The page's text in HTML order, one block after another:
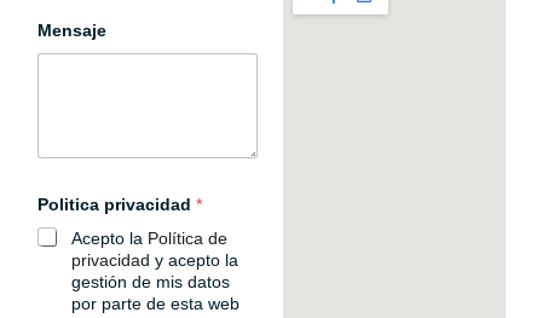
b
Mensaje
Politica privacidad *
Acepto la Política de
privacidad y acepto la
gestión de mis datos
por parte de esta web